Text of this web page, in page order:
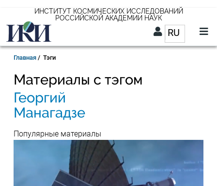
основному
содержанию
ИНСТИТУТ КОСМИЧЕСКИХ ИССЛЕДОВАНИЙ
РОССИЙСКОЙ АКАДЕМИИ НАУК
RUСписок
RU
Строка
навигации
Главная Тэги
Материалы с тэгом
Георгий
Манагадзе
Популярные материалы